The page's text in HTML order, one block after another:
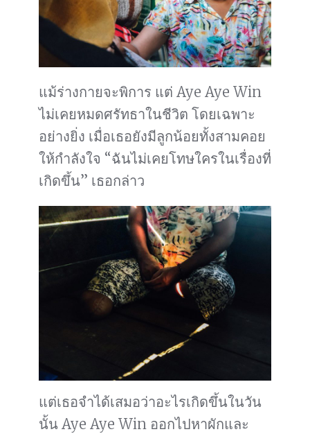
แม้ร่างกายจะพิการ แต่ Aye Aye Win
ไม่เคยหมดศรัทธาในชีวิต โดยเฉพาะ
อย่างยิ่ง เมื่อเธอยังมีลูกน้อยทั้งสามคอย
ให้กำลังใจ “ฉันไม่เคยโทษใครในเรื่องที่
เกิดขึ้น” เธอกล่าว
แต่เธอจำได้เสมอว่าอะไรเกิดขึ้นในวัน
นั้น Aye Aye Win ออกไปหาผักและ